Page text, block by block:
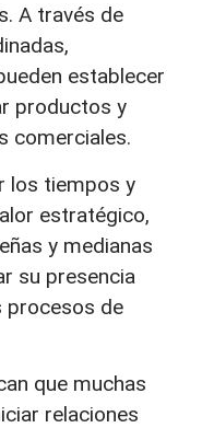
A través de
establecer
productos y
comerciales.
los tiempos y
estratégico,
y medianas
su presencia
procesos de
que muchas
relaciones